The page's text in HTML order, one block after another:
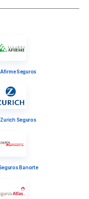
Afirme Seguros
Zurich Seguros
Banorte